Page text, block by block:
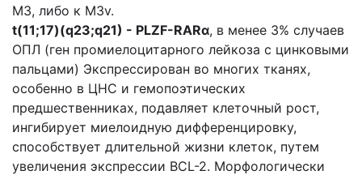
МЗ, либо к M3v.
t(11;17)(q23;q21) - PLZF-RARα, в менее 3% случаев
ОПЛ (ген промиелоцитарного лейкоза с цинковыми
пальцами) Экспрессирован во многих тканях,
особенно в ЦНС и гемопоэтических
предшественниках, подавляет клеточный рост,
ингибирует миелоидную дифференцировку,
способствует длительной жизни клеток, путем
увеличения экспрессии BCL-2. Морфологически